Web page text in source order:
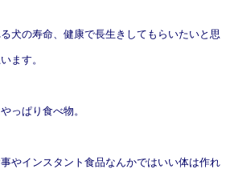
犬の寿命、 健康で長生きしてもらいたいと思
ます。
っぱり食べ物。
やインスタント食品なんかではいい体は作れ